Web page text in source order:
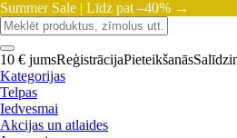
Summer Sale | Līdz pat –40% →
10 € jumsReģistrācijaPieteikšanās
Kategorijas
Telpas
Iedvesmai
Akcijas un atlaides